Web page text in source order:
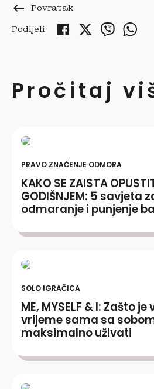
keyboard_backspace Povratak
Podijeli
Pročitaj
PRAVO ZNAČENJE ODMORA
KAKO SE ZAISTA
GODIŠNJEM: 5 savjeta
odmaranje i punjenje
SOLO IGRAČICA
ME, MYSELF & I: Zašto
vrijeme sama sa
maksimalno uživati